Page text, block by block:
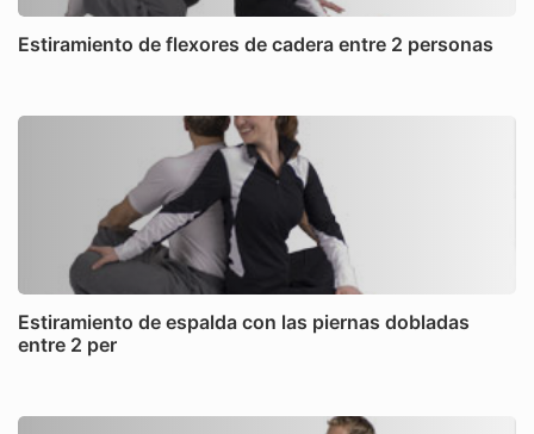
Estiramiento de flexores de cadera entre 2 personas
Estiramiento de espalda con las piernas dobladas
entre 2 per